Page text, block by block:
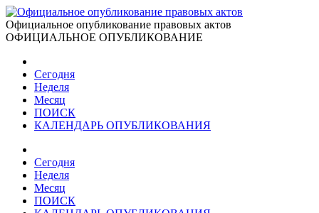
Официальное опубликование правовых актов
ОФИЦИАЛЬНОЕ ОПУБЛИКОВАНИЕ
Сегодня
Неделя
Месяц
ПОИСК
КАЛЕНДАРЬ ОПУБЛИКОВАНИЯ
Сегодня
Неделя
Месяц
ПОИСК